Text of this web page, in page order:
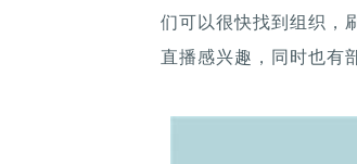
们可以很快找到组织，
直播感兴趣，同时也有